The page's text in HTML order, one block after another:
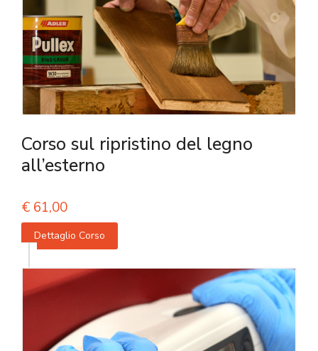
Corso sul ripristino del legno
all’esterno
€ 61,00
Dettaglio Corso